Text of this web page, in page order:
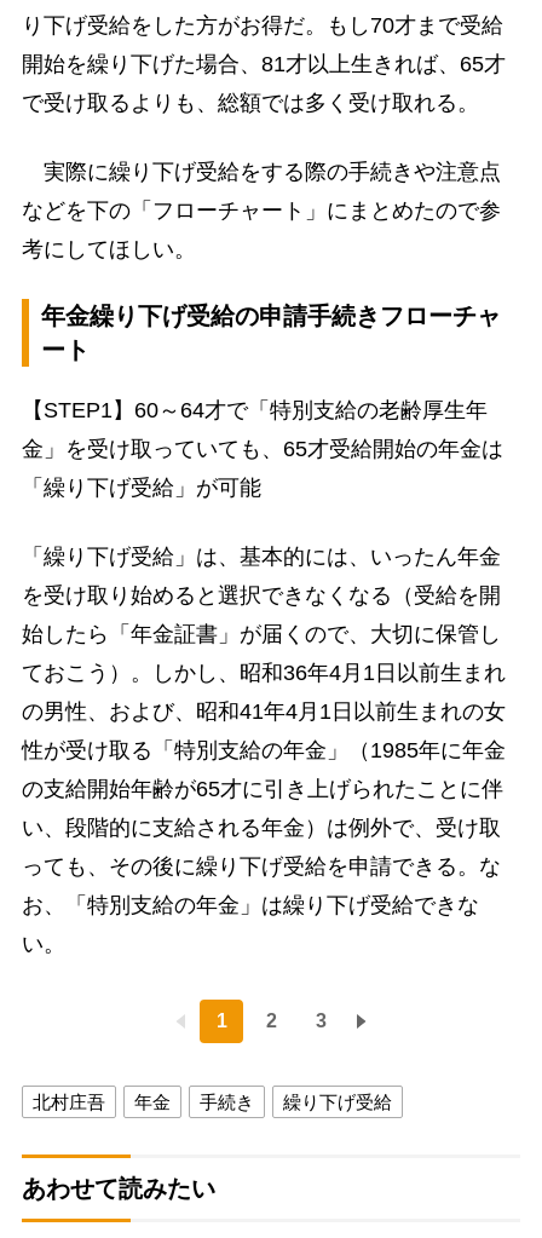
り下げ受給をした方がお得だ。もし70才まで受給
開始を繰り下げた場合、81才以上生きれば、65才
で受け取るよりも、総額では多く受け取れる。
実際に繰り下げ受給をする際の手続きや注意点
などを下の「フローチャート」にまとめたので参
考にしてほしい。
年金繰り下げ受給の申請手続きフローチャ
ート
【STEP1】60～64才で「特別支給の老齢厚生年
金」を受け取っていても、65才受給開始の年金は
「繰り下げ受給」が可能
「繰り下げ受給」は、基本的には、いったん年金
を受け取り始めると選択できなくなる（受給を開
始したら「年金証書」が届くので、大切に保管し
ておこう）。しかし、昭和36年4月1日以前生まれ
の男性、および、昭和41年4月1日以前生まれの女
性が受け取る「特別支給の年金」（1985年に年金
の支給開始年齢が65才に引き上げられたことに伴
い、段階的に支給される年金）は例外で、受け取
っても、その後に繰り下げ受給を申請できる。な
お、「特別支給の年金」は繰り下げ受給できな
い。
1 2 3
北村庄吾 年金 手続き 繰り下げ受給
あわせて読みたい